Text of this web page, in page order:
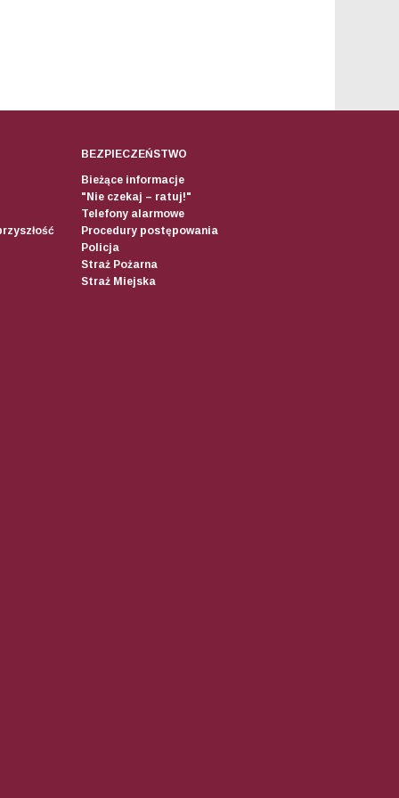
BEZPIECZEŃSTWO
Bieżące informacje
"Nie czekaj – ratuj!"
Telefony alarmowe
Procedury postępowania
Policja
Straż Pożarna
Straż Miejska